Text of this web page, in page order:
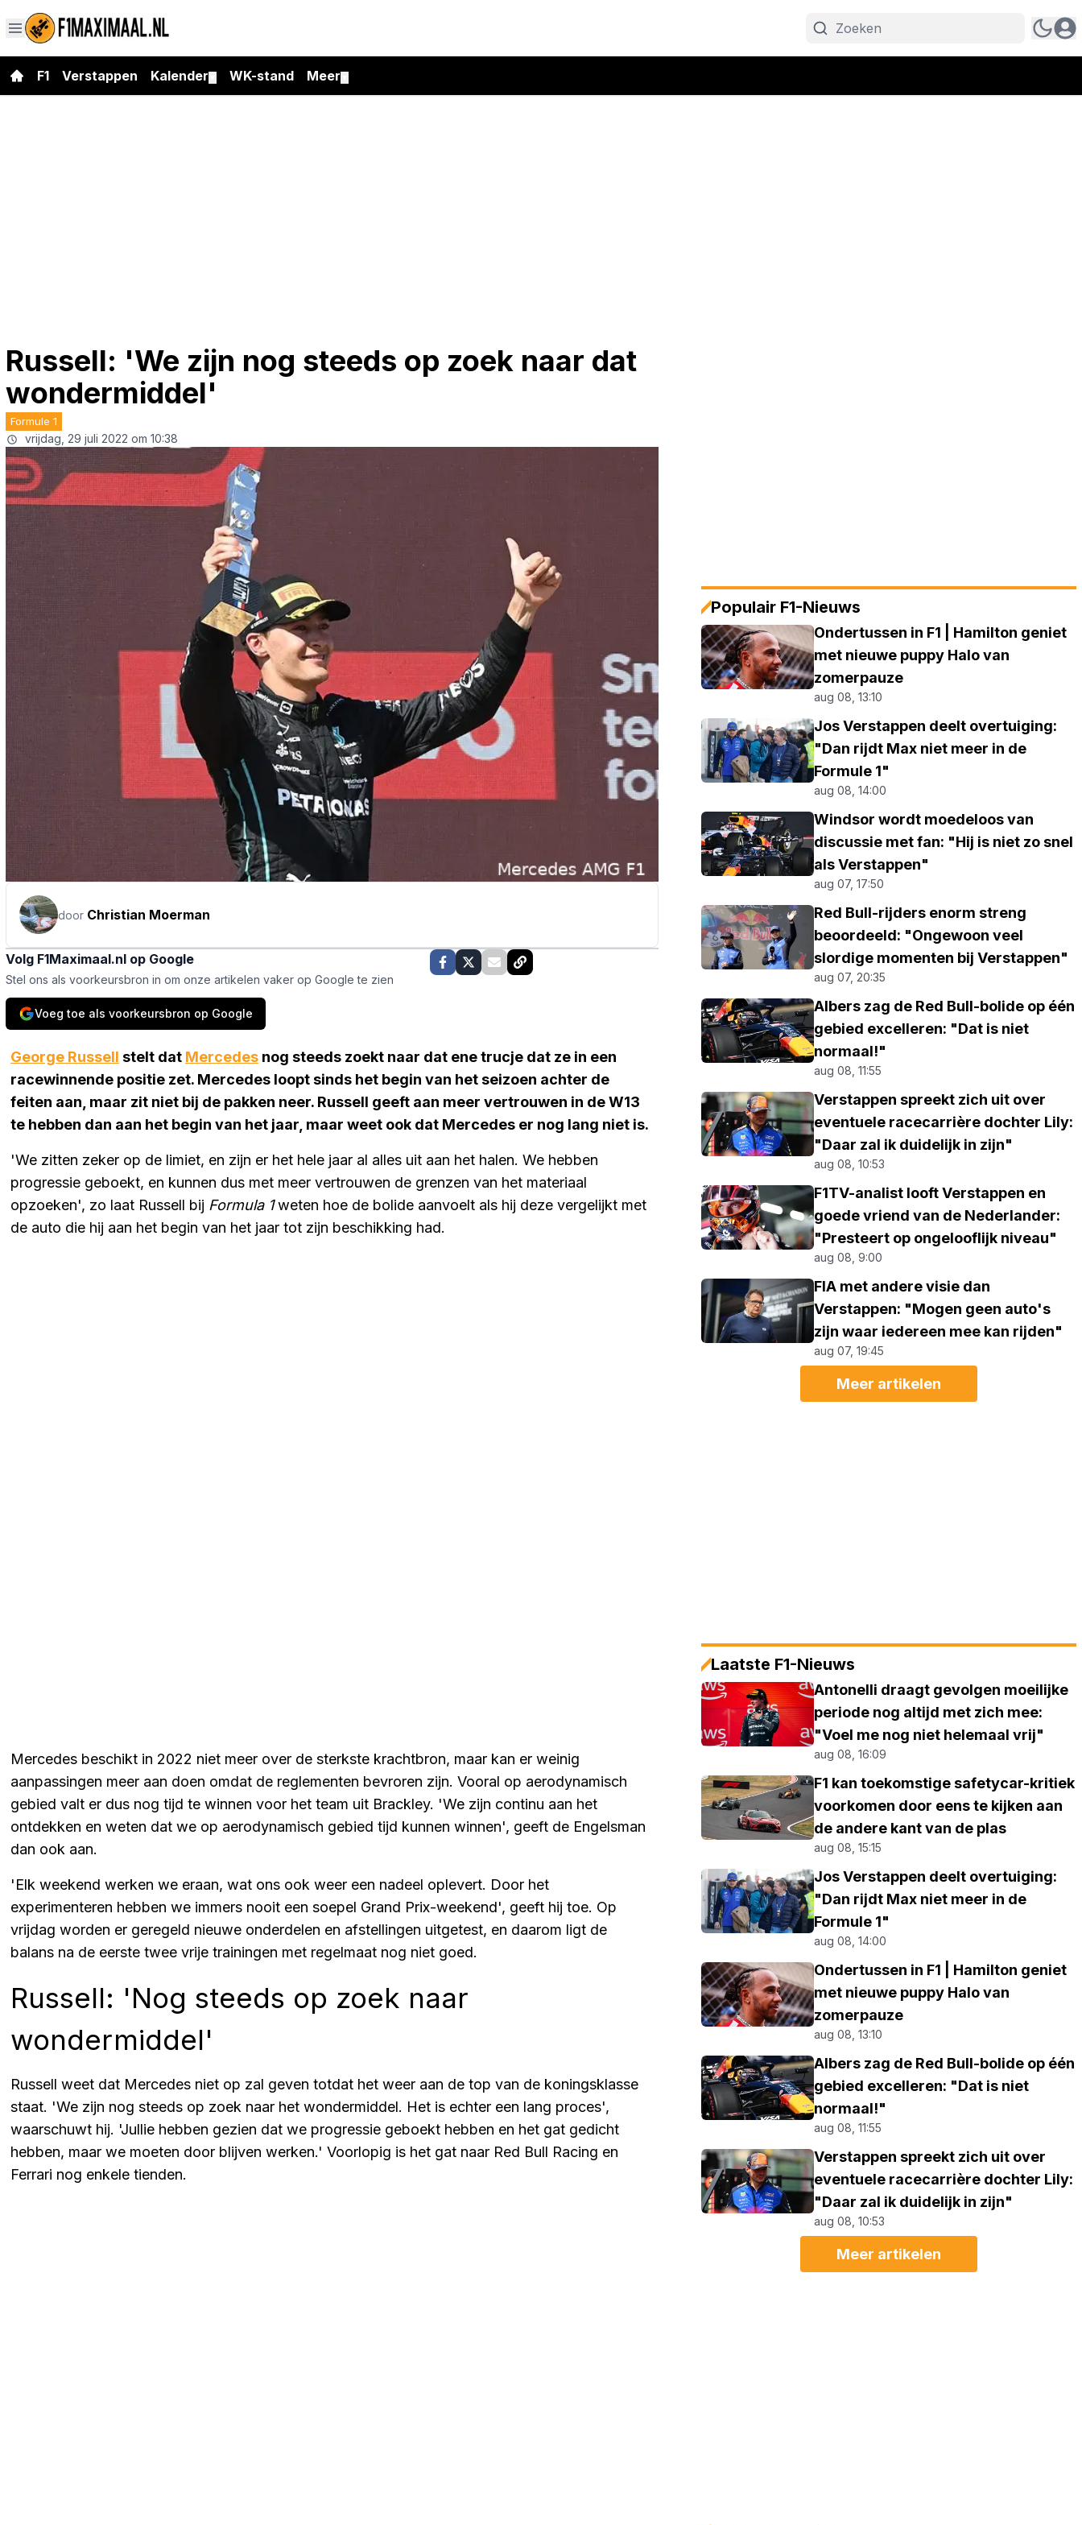
F1 Verstappen Kalender WK-stand Meer
Russell: 'We zijn nog steeds op zoek naar dat
wondermiddel'
Formule 1
vrijdag, 29 juli 2022 om 10:38
door Christian Moerman
Volg F1Maximaal.nl op Google
Stel ons als voorkeursbron in om onze artikelen vaker op Google te zien
Voeg toe als voorkeursbron op Google
George Russell stelt dat Mercedes nog steeds zoekt naar dat ene trucje dat ze in een
racewinnende positie zet. Mercedes loopt sinds het begin van het seizoen achter de
feiten aan, maar zit niet bij de pakken neer. Russell geeft aan meer vertrouwen in de W13
te hebben dan aan het begin van het jaar, maar weet ook dat Mercedes er nog lang niet is.
'We zitten zeker op de limiet, en zijn er het hele jaar al alles uit aan het halen. We hebben
progressie geboekt, en kunnen dus met meer vertrouwen de grenzen van het materiaal
opzoeken', zo laat Russell bij Formula 1weten hoe de bolide aanvoelt als hij deze vergelijkt met
de auto die hij aan het begin van het jaar tot zijn beschikking had.
Mercedes beschikt in 2022 niet meer over de sterkste krachtbron, maar kan er weinig
aanpassingen meer aan doen omdat de reglementen bevroren zijn. Vooral op aerodynamisch
gebied valt er dus nog tijd te winnen voor het team uit Brackley. 'We zijn continu aan het
ontdekken en weten dat we op aerodynamisch gebied tijd kunnen winnen', geeft de Engelsman
dan ook aan.
'Elk weekend werken we eraan, wat ons ook weer een nadeel oplevert. Door het
experimenteren hebben we immers nooit een soepel Grand Prix-weekend', geeft hij toe. Op
vrijdag worden er geregeld nieuwe onderdelen en afstellingen uitgetest, en daarom ligt de
balans na de eerste twee vrije trainingen met regelmaat nog niet goed.
Russell: 'Nog steeds op zoek naar
wondermiddel'
Russell weet dat Mercedes niet op zal geven totdat het weer aan de top van de koningsklasse
staat. 'We zijn nog steeds op zoek naar het wondermiddel. Het is echter een lang proces',
waarschuwt hij. 'Jullie hebben gezien dat we progressie geboekt hebben en het gat gedicht
hebben, maar we moeten door blijven werken.' Voorlopig is het gat naar Red Bull Racing en
Ferrari nog enkele tienden.
Populair F1-Nieuws
Ondertussen in F1 | Hamilton geniet
met nieuwe puppy Halo van
zomerpauze
aug 08, 13:10
Jos Verstappen deelt overtuiging:
"Dan rijdt Max niet meer in de
Formule 1"
aug 08, 14:00
Windsor wordt moedeloos van
discussie met fan: "Hij is niet zo snel
als Verstappen"
aug 07, 17:50
Red Bull-rijders enorm streng
beoordeeld: "Ongewoon veel
slordige momenten bij Verstappen"
aug 07, 20:35
Albers zag de Red Bull-bolide op één
gebied excelleren: "Dat is niet
normaal!"
aug 08, 11:55
Verstappen spreekt zich uit over
eventuele racecarrière dochter Lily:
"Daar zal ik duidelijk in zijn"
aug 08, 10:53
F1TV-analist looft Verstappen en
goede vriend van de Nederlander:
"Presteert op ongelooflijk niveau"
aug 08, 9:00
FIA met andere visie dan
Verstappen: "Mogen geen auto's
zijn waar iedereen mee kan rijden"
aug 07, 19:45
Meer artikelen
Laatste F1-Nieuws
Antonelli draagt gevolgen moeilijke
periode nog altijd met zich mee:
"Voel me nog niet helemaal vrij"
aug 08, 16:09
F1 kan toekomstige safetycar-kritiek
voorkomen door eens te kijken aan
de andere kant van de plas
aug 08, 15:15
Jos Verstappen deelt overtuiging:
"Dan rijdt Max niet meer in de
Formule 1"
aug 08, 14:00
Ondertussen in F1 | Hamilton geniet
met nieuwe puppy Halo van
zomerpauze
aug 08, 13:10
Albers zag de Red Bull-bolide op één
gebied excelleren: "Dat is niet
normaal!"
aug 08, 11:55
Verstappen spreekt zich uit over
eventuele racecarrière dochter Lily:
"Daar zal ik duidelijk in zijn"
aug 08, 10:53
Meer artikelen